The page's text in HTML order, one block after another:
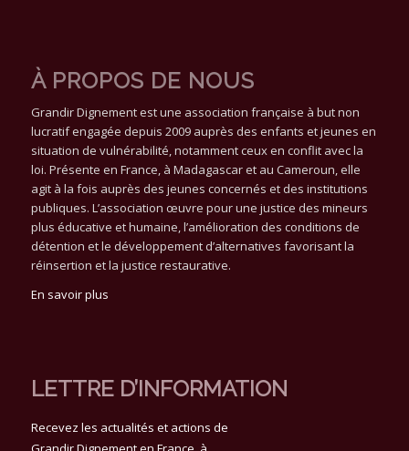
À PROPOS DE NOUS
Grandir Dignement est une association française à but non
lucratif engagée depuis 2009 auprès des enfants et jeunes en
situation de vulnérabilité, notamment ceux en conflit avec la
loi. Présente en France, à Madagascar et au Cameroun, elle
agit à la fois auprès des jeunes concernés et des institutions
publiques. L’association œuvre pour une justice des mineurs
plus éducative et humaine, l’amélioration des conditions de
détention et le développement d’alternatives favorisant la
réinsertion et la justice restaurative.
En savoir plus
LETTRE D’INFORMATION
Recevez les actualités et actions de